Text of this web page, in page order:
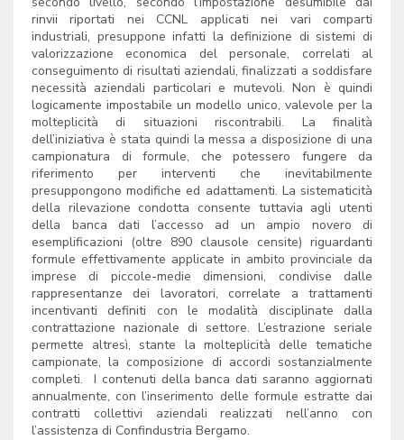
rinvii riportati nei CCNL applicati nei vari comparti
industriali, presuppone infatti la definizione di sistemi di
valorizzazione economica del personale, correlati al
conseguimento di risultati aziendali, finalizzati a soddisfare
necessità aziendali particolari e mutevoli. Non è quindi
logicamente impostabile un modello unico, valevole per la
molteplicità di situazioni riscontrabili. La finalità
dell’iniziativa è stata quindi la messa a disposizione di una
campionatura di formule, che potessero fungere da
riferimento per interventi che inevitabilmente
presuppongono modifiche ed adattamenti. La sistematicità
della rilevazione condotta consente tuttavia agli utenti
della banca dati l’accesso ad un ampio novero di
esemplificazioni (oltre 890 clausole censite) riguardanti
formule effettivamente applicate in ambito provinciale da
imprese di piccole-medie dimensioni, condivise dalle
rappresentanze dei lavoratori, correlate a trattamenti
incentivanti definiti con le modalità disciplinate dalla
contrattazione nazionale di settore. L’estrazione seriale
permette altresì, stante la molteplicità delle tematiche
campionate, la composizione di accordi sostanzialmente
completi. I contenuti della banca dati saranno aggiornati
annualmente, con l’inserimento delle formule estratte dai
contratti collettivi aziendali realizzati nell’anno con
l’assistenza di Confindustria Bergamo.